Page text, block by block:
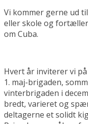
Vi kommer gerne ud
eller skole og fortæller
om Cuba.
Hvert år inviterer vi
1. maj-brigaden,
vinterbrigaden i
bredt, varieret og
deltagerne et solidt